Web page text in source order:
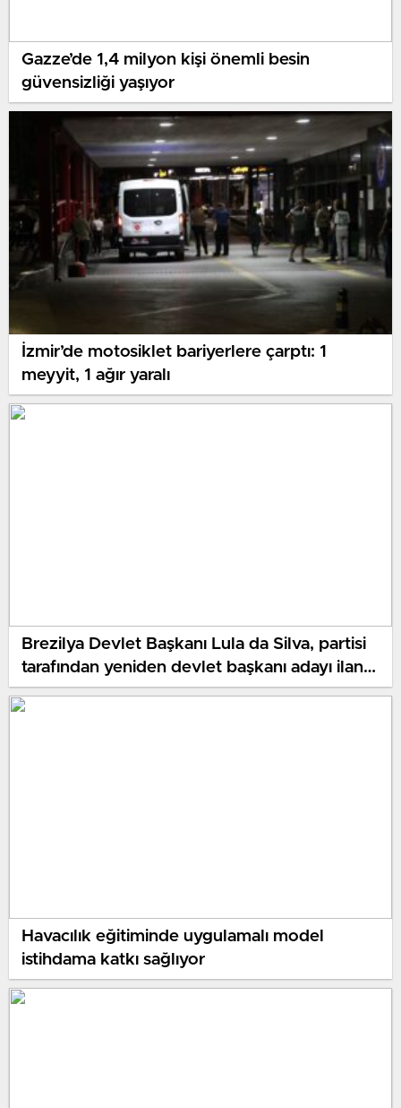
Gazze’de 1,4 milyon kişi önemli besin
güvensizliği yaşıyor
İzmir’de motosiklet bariyerlere çarptı: 1
meyyit, 1 ağır yaralı
Brezilya Devlet Başkanı Lula da Silva, partisi
tarafından yeniden devlet başkanı adayı ilan
edildi:
Havacılık eğitiminde uygulamalı model
istihdama katkı sağlıyor